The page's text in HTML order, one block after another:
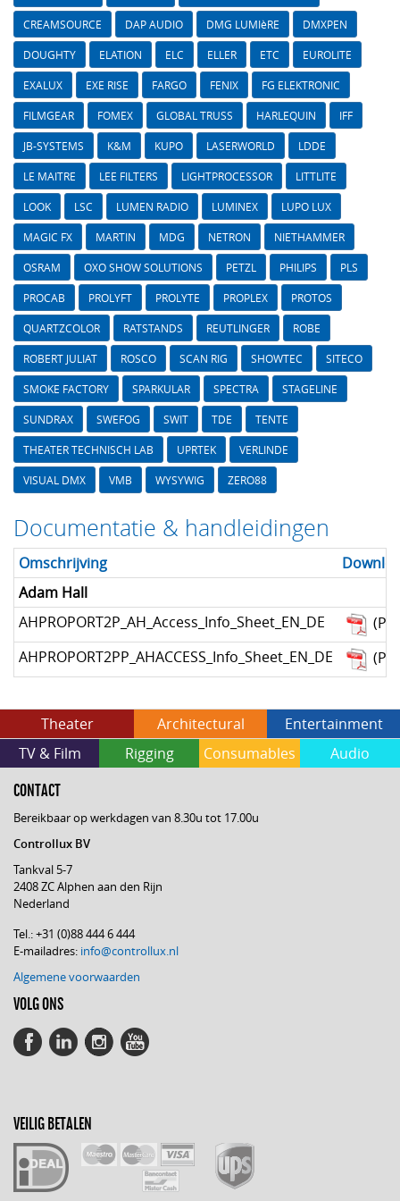
CREAMSOURCE DAP AUDIO DMG LUMIèRE DMXPEN
DOUGHTY ELATION ELC ELLER ETC EUROLITE
EXALUX EXE RISE FARGO FENIX FG ELEKTRONIC
FILMGEAR FOMEX GLOBAL TRUSS HARLEQUIN IFF
JB-SYSTEMS K&M KUPO LASERWORLD LDDE
LE MAITRE LEE FILTERS LIGHTPROCESSOR LITTLITE
LOOK LSC LUMEN RADIO LUMINEX LUPO LUX
MAGIC FX MARTIN MDG NETRON NIETHAMMER
OSRAM OXO SHOW SOLUTIONS PETZL PHILIPS PLS
PROCAB PROLYFT PROLYTE PROPLEX PROTOS
QUARTZCOLOR RATSTANDS REUTLINGER ROBE
ROBERT JULIAT ROSCO SCAN RIG SHOWTEC SITECO
SMOKE FACTORY SPARKULAR SPECTRA STAGELINE
SUNDRAX SWEFOG SWIT TDE TENTE
THEATER TECHNISCH LAB UPRTEK VERLINDE
VISUAL DMX VMB WYSYWIG ZERO88
Documentatie & handleidingen
Omschrijving
Adam Hall
AHPROPORT2P_AH_Access_Info_Sheet_EN_DE
AHPROPORT2PP_AHACCESS_Info_Sheet_EN_DE
Theater Architectural
Entertainment
TV & Film
Rigging Consumables Audio
CONTACT
Bereikbaar op werkdagen van 8.30u tot 17.00u
Controllux BV
Tankval 5-7
2408 ZC Alphen aan den Rijn
Nederland
Tel.: +31 (0)88 444 6 444
E-mailadres: info@controllux.nl
Algemene voorwaarden
VOLG ONS
VEILIG BETALEN